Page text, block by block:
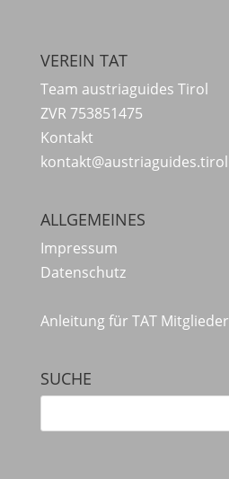
VEREIN TAT
Team austriaguides Tirol
ZVR 753851475
Kontakt
kontakt@austriaguides.tirol
ALLGEMEINES
Impressum
Datenschutz
Anleitung für TAT Mitglieder
SUCHE